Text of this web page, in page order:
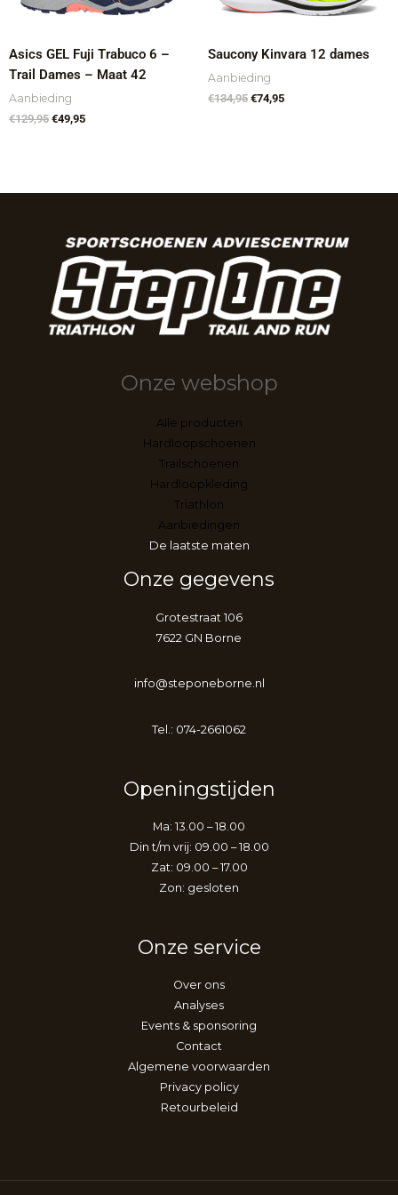
Asics GEL Fuji Trabuco 6 –
Trail Dames – Maat 42
Aanbieding
€129,95 €49,95
Saucony Kinvara 12 dames
Aanbieding
€134,95 €74,95
Onze webshop
Alle producten
Hardloopschoenen
Trailschoenen
Hardloopkleding
Triathlon
Aanbiedingen
De laatste maten
Onze gegevens
Grotestraat 106
7622 GN Borne
info@steponeborne.nl
Tel.: 074-2661062
Openingstijden
Ma: 13.00 – 18.00
Din t/m vrij: 09.00 – 18.00
Zat: 09.00 – 17.00
Zon: gesloten
Onze service
Over ons
Analyses
Events & sponsoring
Contact
Algemene voorwaarden
Privacy policy
Retourbeleid